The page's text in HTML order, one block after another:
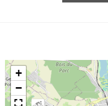
Longueur min/max
Trier par
Horodatage
+
−